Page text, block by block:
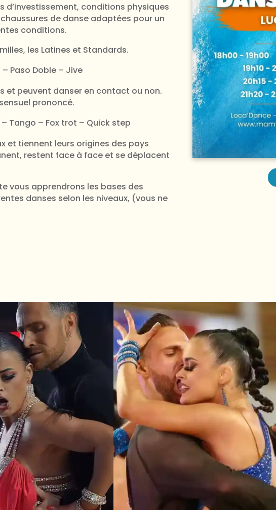
d’investissement, conditions physiques
de danse adaptées pour un
conditions.
les Latines et Standards.
Paso Doble – Jive
et peuvent danser en contact ou non.
prononcé.
Tango – Fox trot – Quick step
et tiennent leurs origines des pays
restent face à face et se déplacent
vous apprendrons les bases des
danses selon les niveaux, (vous ne